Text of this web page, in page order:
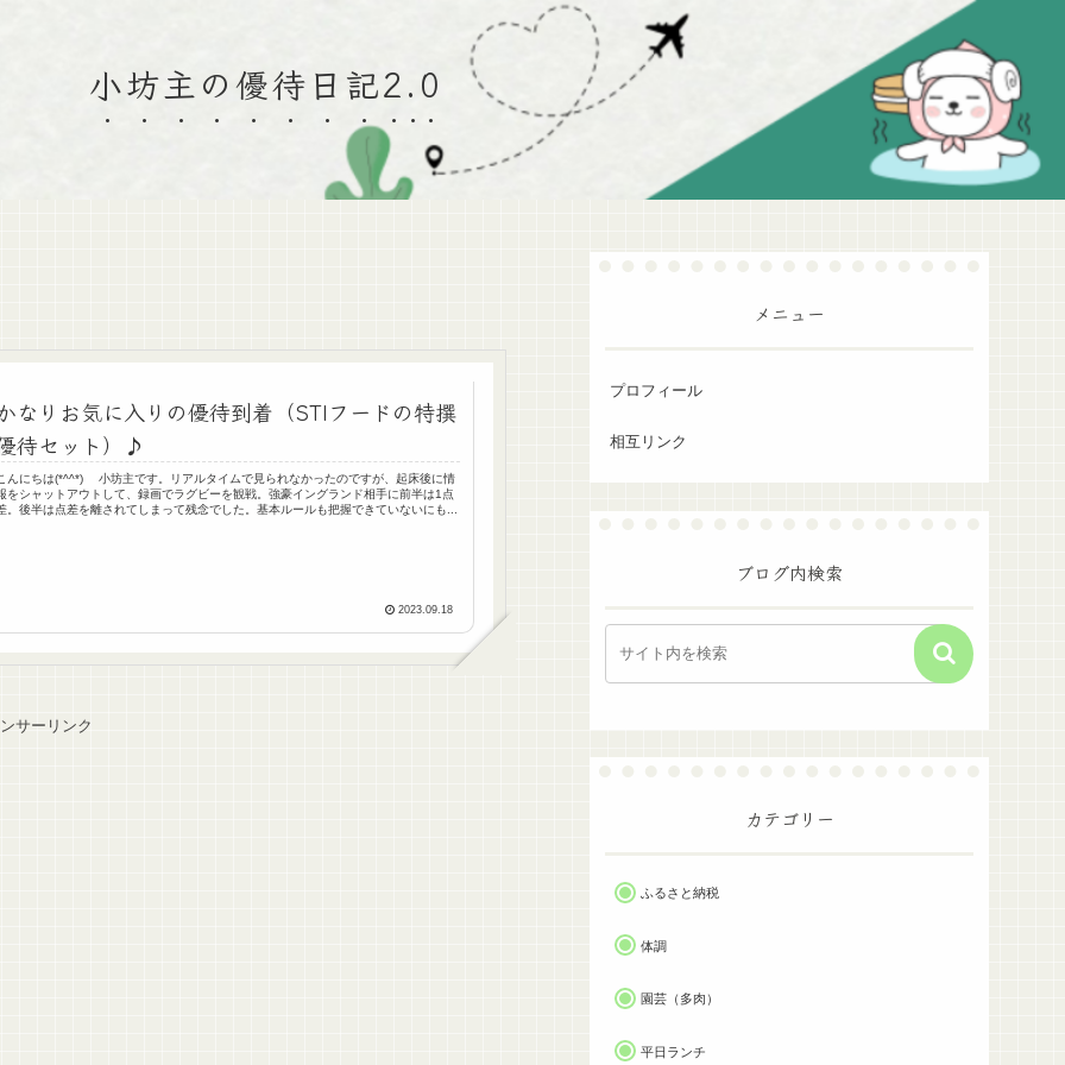
小坊主の優待日記2.0
なりお気に入りの優待到着（STIフードの特撰
待セット）♪
んにちは(*^^*) 小坊主です。リアルタイムで見られなかったのですが、起床後に情
をシャットアウトして、録画でラグビーを観戦。強豪イングランド相手に前半は1点
。後半は点差を離されてしまって残念でした。基本ルールも把握できていないにも...
2023.09.18
サーリンク
メニュー
プロフィール
相互リンク
ブログ内検索
カテゴリー
ふるさと納税
体調
園芸（多肉）
平日ランチ